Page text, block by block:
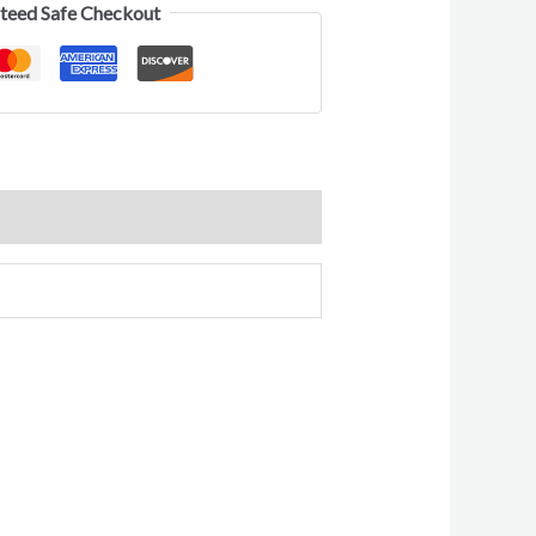
Safe Checkout